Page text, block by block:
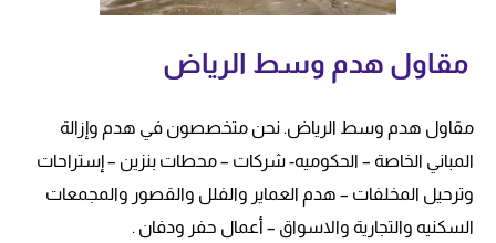
مقاول هدم وسط الرياض
مقاول هدم وسط الرياض. نحن متخصصون في هدم وإزالة
المباني الخاصة – الحكوميه- شركات – محطات بنزين – إستراحات
وترحيل المخلفات – هدم العماير والفلل والقصور والمجمعات
السكنيه والتجارية والاسواق – أعمال حفر ودفان .